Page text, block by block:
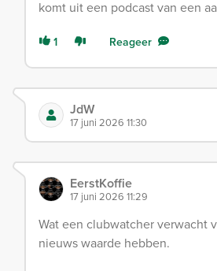
komt uit een podcast van een
1 Reageer
JdW
17 juni 2026 11:30
EerstKoffie
17 juni 2026 11:29
Wat een clubwatcher verwacht
nieuws waarde hebben.